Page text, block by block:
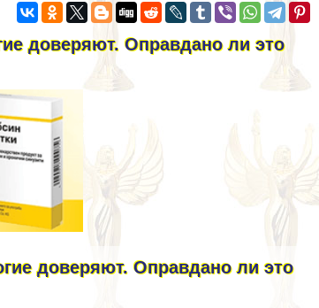
доверяют. Оправдано ли это
доверяют. Оправдано ли это